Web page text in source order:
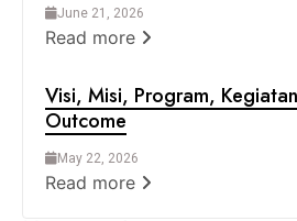
June 21, 2026
Read more
Visi, Misi, Program,
Outcome
May 22, 2026
Read more